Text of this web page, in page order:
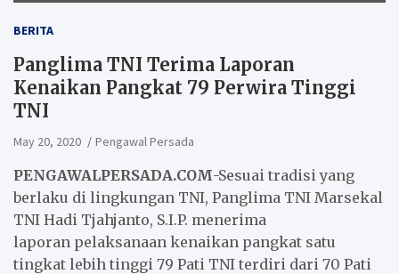
BERITA
Panglima TNI Terima Laporan
Kenaikan Pangkat 79 Perwira Tinggi
TNI
May 20, 2020 Pengawal Persada
PENGAWALPERSADA.COM-Sesuai tradisi yang
berlaku di lingkungan TNI, Panglima TNI Marsekal
TNI Hadi Tjahjanto, S.I.P. menerima
laporan pelaksanaan kenaikan pangkat satu
tingkat lebih tinggi 79 Pati TNI terdiri dari 70 Pati